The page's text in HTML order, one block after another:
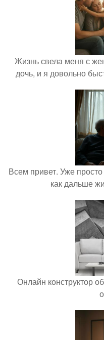
Жизнь свела меня с
дочь, и я довольно
Всем привет. Уже
как дальше
Онлайн конструктор